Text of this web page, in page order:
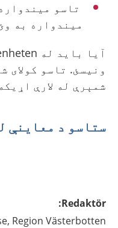
تاسو
میندواره به
ونیسئ. تاسو کولای
شمېرې له لارې
ستاسو د معاینې
Redaktör
:
Region Västerbotten